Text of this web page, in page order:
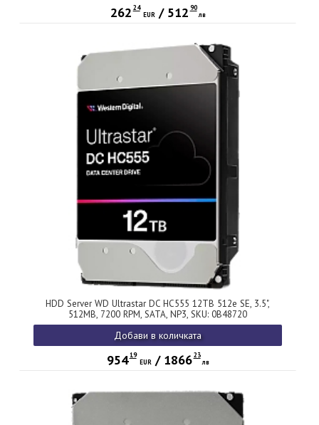
262 24
EUR/ 512 90
лв
HDD Server WD Ultrastar DC HC555 12TB 512e SE, 3.5",
512MB, 7200 RPM, SATA, NP3, SKU: 0B48720
Добави в количката
954 19
EUR/ 1866 23
лв